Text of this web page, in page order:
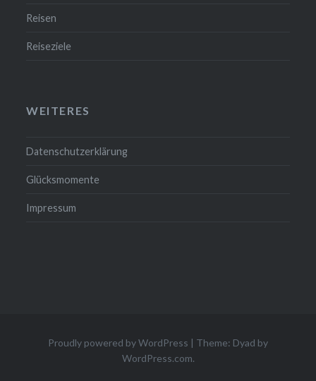
Reisen
Reiseziele
WEITERES
Datenschutzerklärung
Glücksmomente
Impressum
Proudly powered by WordPress | Theme: Dyad by
WordPress.com.